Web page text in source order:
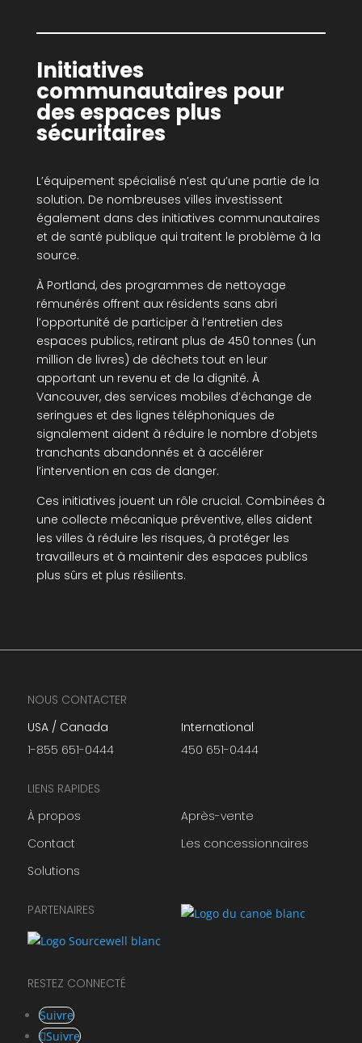
Initiatives
communautaires pour
des espaces plus
sécuritaires
L’équipement spécialisé n’est qu’une partie de la
solution. De nombreuses villes investissent
également dans des initiatives communautaires
et de santé publique qui traitent le problème à la
source.
À Portland, des programmes de nettoyage
rémunérés offrent aux résidents sans abri
l’opportunité de participer à l’entretien des
espaces publics, retirant plus de 450 tonnes (un
million de livres) de déchets tout en leur
apportant un revenu et de la dignité. À
Vancouver, des services mobiles d’échange de
seringues et des lignes téléphoniques de
signalement aident à réduire le nombre d’objets
tranchants abandonnés et à accélérer
l’intervention en cas de danger.
Ces initiatives jouent un rôle crucial. Combinées à
une collecte mécanique préventive, elles aident
les villes à réduire les risques, à protéger les
travailleurs et à maintenir des espaces publics
plus sûrs et plus résilients.
NOUS CONTACTER
USA / Canada
1-855 651-0444
LIENS RAPIDES
À propos
Contact
Solutions
PARTENAIRES
RESTEZ CONNECTÉ
Suivre
Suivre
International
450 651-0444
Après-vente
Les concessionnaires